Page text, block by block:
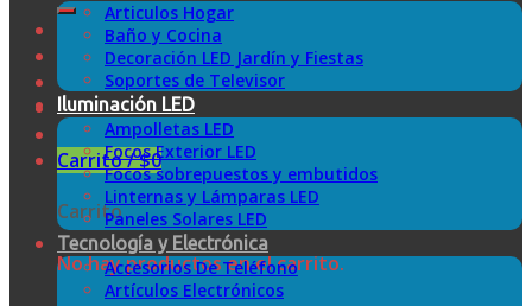
Carrito /$0
Carrito
No hay productos en el carrito.
Articulos Hogar
Baño y Cocina
Decoración LED Jardín y Fiestas
Soportes de Televisor
Iluminación LED
Ampolletas LED
Focos Exterior LED
Focos sobrepuestos y embutidos
Linternas y Lámparas LED
Paneles Solares LED
Tecnología y Electrónica
Accesorios De Teléfono
Artículos Electrónicos